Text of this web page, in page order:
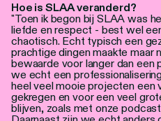
Hoe is SLAA veranderd?
"Toen ik begon bij SLAA was
liefde en respect - best wel
chaotisch. Echt typisch een
prachtige dingen maakte maar
bewaarde voor langer dan een
we echt een
heel veel mooie projecten een
gekregen en voor een veel
blijven, zoals met onze